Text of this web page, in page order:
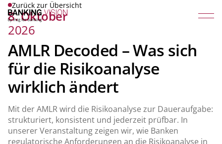
Zurück zur Übersicht
8. Oktober
2026
AMLR Decoded – Was sich
für die Risikoanalyse
wirklich ändert
Mit der AMLR wird die Risikoanalyse zur Daueraufgabe:
strukturiert, konsistent und jederzeit prüfbar. In
unserer Veranstaltung zeigen wir, wie Banken
regulatorische Anforderungen an die Risikoanalyse in